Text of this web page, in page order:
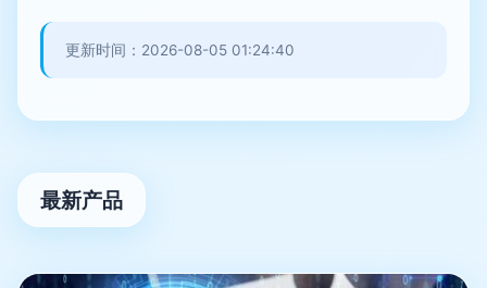
更新时间：2026-08-05 01:24:40
最新产品